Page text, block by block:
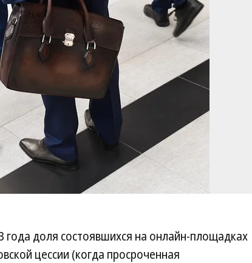
года доля состоявшихся на онлайн-площадках
цессии (когда просроченная